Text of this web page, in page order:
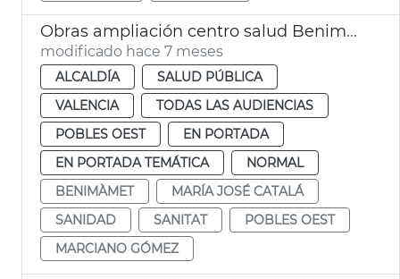
Obras ampliación centro salud Benimàmet València
modificado hace 7 meses
ALCALDÍA
SALUD PÚBLICA
VALENCIA
TODAS LAS AUDIENCIAS
POBLES OEST
EN PORTADA
EN PORTADA TEMÁTICA
NORMAL
BENIMÀMET
MARÍA JOSÉ CATALÁ
SANIDAD
SANITAT
POBLES OEST
MARCIANO GÓMEZ